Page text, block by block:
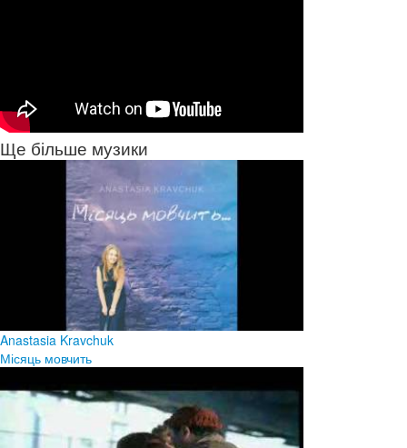
Ще більше музики
Anastasia Kravchuk
Місяць мовчить